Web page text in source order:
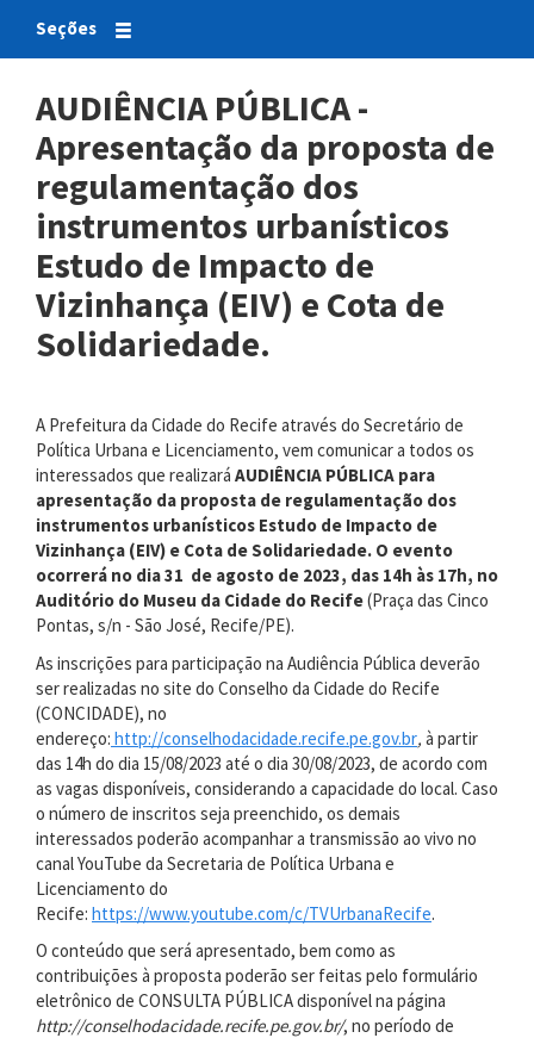
Seções
AUDIÊNCIA PÚBLICA -
Apresentação da proposta de
regulamentação dos
instrumentos urbanísticos
Estudo de Impacto de
Vizinhança (EIV) e Cota de
Solidariedade.
A Prefeitura da Cidade do Recife através do Secretário de
Política Urbana e Licenciamento, vem comunicar a todos os
interessados que realizará AUDIÊNCIA PÚBLICA para
apresentação da proposta de regulamentação dos
instrumentos urbanísticos Estudo de Impacto de
Vizinhança (EIV) e Cota de Solidariedade. O evento
ocorrerá no dia 31 de agosto de 2023, das 14h às 17h, no
Auditório do Museu da Cidade do Recife(Praça das Cinco
Pontas, s/n - São José, Recife/PE).
As inscrições para participação na Audiência Pública deverão
ser realizadas no site do Conselho da Cidade do Recife
(CONCIDADE), no
endereço: http://conselhodacidade.recife.pe.gov.br, à partir
das 14h do dia 15/08/2023 até o dia 30/08/2023, de acordo com
as vagas disponíveis, considerando a capacidade do local. Caso
o número de inscritos seja preenchido, os demais
interessados poderão acompanhar a transmissão ao vivo no
canal YouTube da Secretaria de Política Urbana e
Licenciamento do
Recife: https://www.youtube.com/c/TVUrbanaRecife.
O conteúdo que será apresentado, bem como as
contribuições à proposta poderão ser feitas pelo formulário
eletrônico de CONSULTA PÚBLICA disponível na página
http://conselhodacidade.recife.pe.gov.br/, no período de